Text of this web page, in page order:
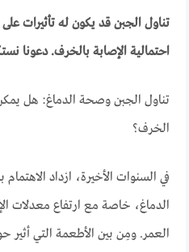
تناول الجبن قد يكون له تأثيرات
احتمالية الإصابة بالخرف. دعونا
تناول الجبن وصحة الدماغ: هل
الخرف؟
في السنوات الأخيرة، ازداد
الدماغ، خاصة مع ارتفاع معدلات
العمر. ومِن بين الأطعمة التي